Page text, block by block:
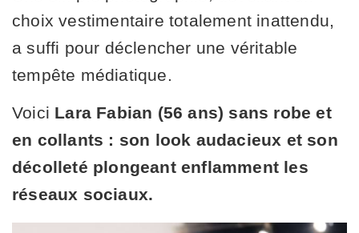
choix vestimentaire totalement inattendu,
a suffi pour déclencher une véritable
tempête médiatique.
Voici Lara Fabian (56 ans) sans robe et
en collants : son look audacieux et son
décolleté plongeant enflamment les
réseaux sociaux.